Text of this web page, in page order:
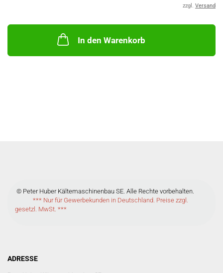
zzgl. Versand
In den Warenkorb
© Peter Huber Kältemaschinenbau SE. Alle Rechte vorbehalten.
*** Nur für Gewerbekunden in Deutschland. Preise zzgl.
gesetzl. MwSt. ***
ADRESSE